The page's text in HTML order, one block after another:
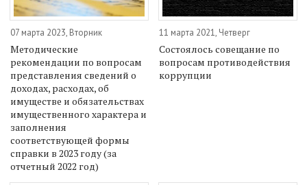
07 марта 2023, Вторник
Методические
рекомендации по вопросам
представления сведений о
доходах, расходах, об
имуществе и обязательствах
имущественного характера и
заполнения
соответствующей формы
справки в 2023 году (за
отчетный 2022 год)
11 марта 2021, Четверг
Состоялось совещание по
вопросам противодействия
коррупции